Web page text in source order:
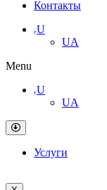
Контакты
ᵣU
UA
Menu
ᵣU
UA
Услуги